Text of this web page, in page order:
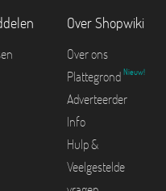
Over Shopwiki
Over ons
Plattegrond Nieuw!
Adverteerder
Info
Hulp &
Veelgestelde